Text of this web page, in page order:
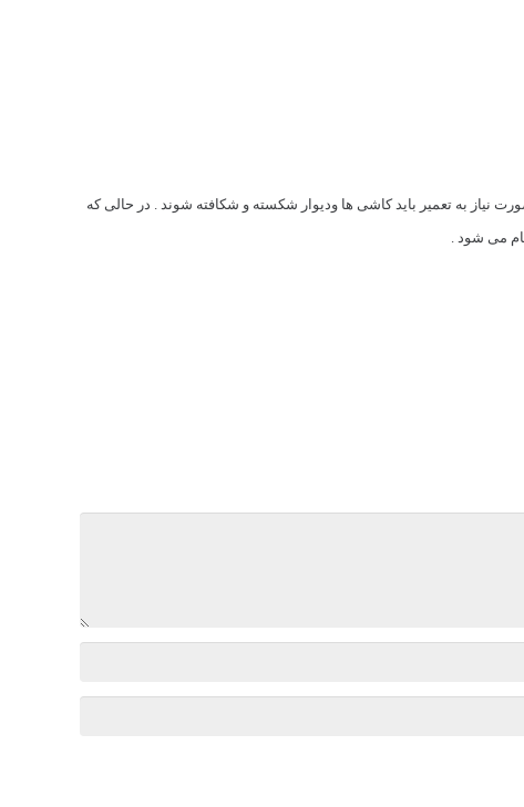
نیاز به تعمیر باید کاشی ها ودیوار شکسته و شکافته شوند . در حالی که
می شود .